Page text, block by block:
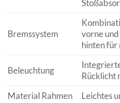
Bremssystem
vorne
hinten für
Beleuchtung
Rücklicht
Material Rahmen
Leichtes